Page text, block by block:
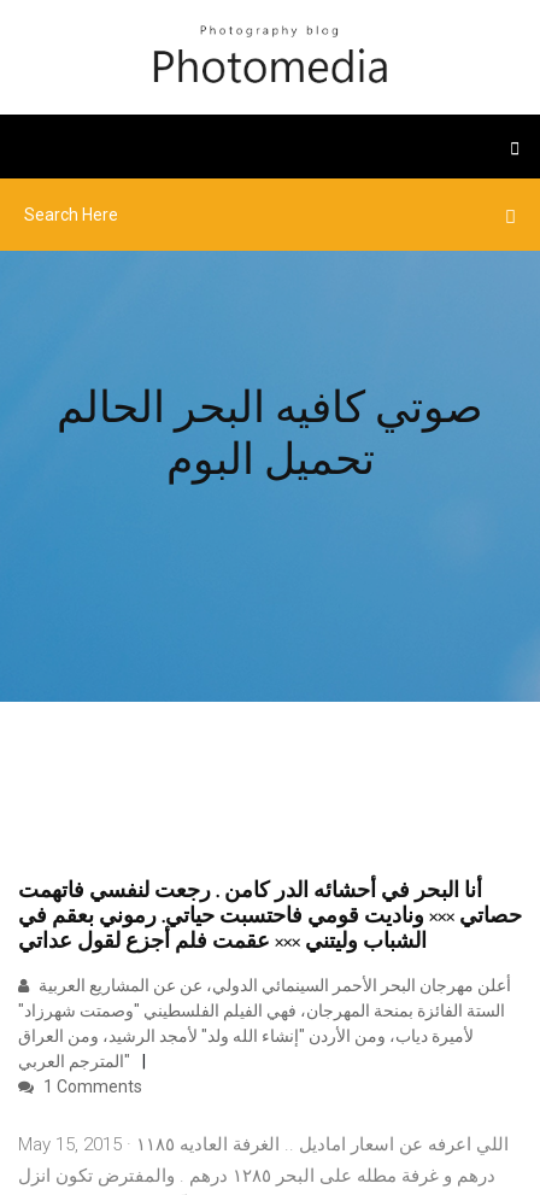
صوتي كافيه البحر الحالم
تحميل البوم
أنا البحر في أحشائه الدر كامن . رجعت لنفسي فاتهمت
حصاتي ××× وناديت قومي فاحتسبت حياتي. رموني بعقم في
الشباب وليتني ××× عقمت فلم أجزع لقول عداتي
الستة الفائزة بمنحة المهرجان، فهي الفيلم الفلسطيني "وصمتت شهرزاد"
لأميرة دياب، ومن الأردن "إنشاء الله ولد" لأمجد الرشيد، ومن العراق
"المترجم العربي
1 Comments
May 15, 2015 · اللي اعرفه عن اسعار اماديل .. الغرفة العاديه ١١٨٥
درهم و غرفة مطله على البحر ١٢٨٥ درهم . والمفترض تكون انزل